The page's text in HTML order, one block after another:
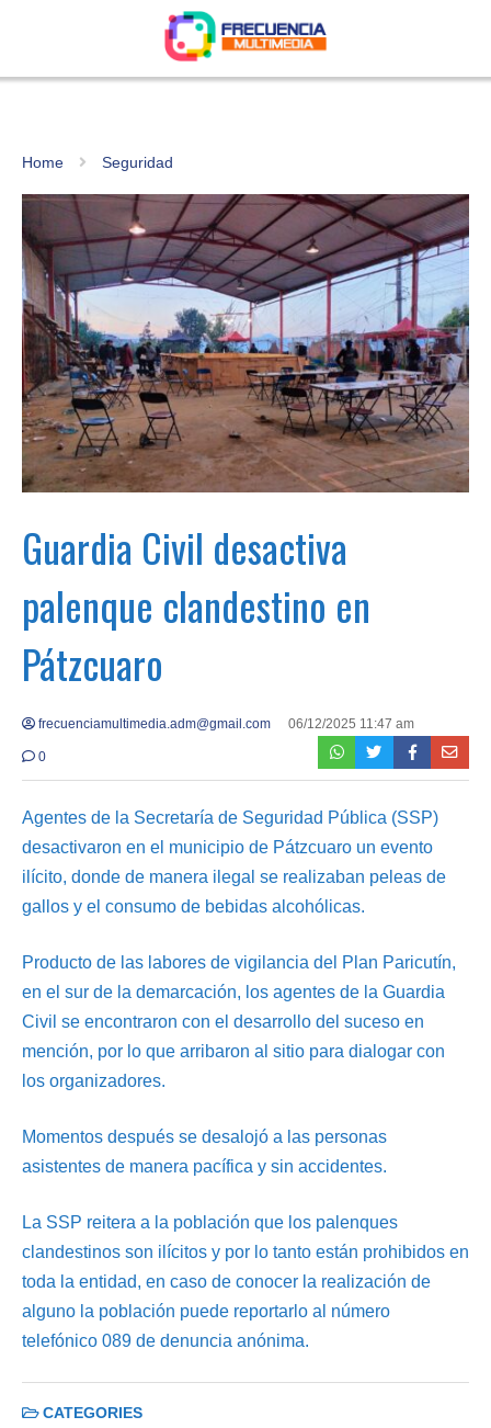
Home Seguridad
Guardia Civil desactiva
palenque clandestino en
Pátzcuaro
frecuenciamultimedia.adm@gmail.com 06/12/2025 11:47 am
0
Agentes de la Secretaría de Seguridad Pública (SSP)
desactivaron en el municipio de Pátzcuaro un evento
ilícito, donde de manera ilegal se realizaban peleas de
gallos y el consumo de bebidas alcohólicas.
Producto de las labores de vigilancia del Plan Paricutín,
en el sur de la demarcación, los agentes de la Guardia
Civil se encontraron con el desarrollo del suceso en
mención, por lo que arribaron al sitio para dialogar con
los organizadores.
Momentos después se desalojó a las personas
asistentes de manera pacífica y sin accidentes.
La SSP reitera a la población que los palenques
clandestinos son ilícitos y por lo tanto están prohibidos en
toda la entidad, en caso de conocer la realización de
alguno la población puede reportarlo al número
telefónico 089 de denuncia anónima.
CATEGORIES